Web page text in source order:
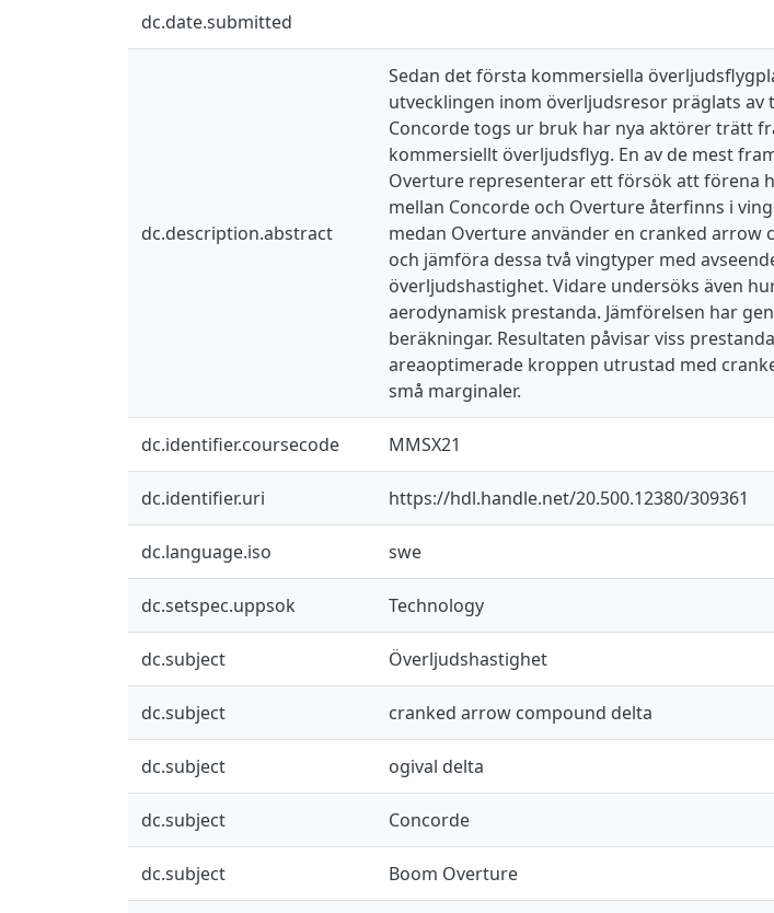
dc.date.submitted
dc.description.abstract
Sedan det första kommersiella
utvecklingen inom överljudsresor präglats
Concorde togs ur bruk har nya aktörer trätt
kommersiellt överljudsflyg. En av de mest
Overture representerar ett försök att förena
mellan Concorde och Overture återfinns i
medan Overture använder en cranked
och jämföra dessa två vingtyper med
överljudshastighet. Vidare undersöks även
aerodynamisk prestanda. Jämförelsen har
beräkningar. Resultaten påvisar viss
areaoptimerade kroppen utrustad med
små marginaler.
dc.identifier.coursecode MMSX21
dc.identifier.uri https://hdl.handle.net/20.500.12380/309361
dc.language.iso swe
dc.setspec.uppsok Technology
dc.subject Överljudshastighet
dc.subject cranked arrow compound delta
dc.subject ogival delta
dc.subject Concorde
dc.subject Boom Overture